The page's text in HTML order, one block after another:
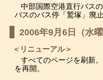
中部国際空港直行バス
バスのバス停「鷲塚」廃
2006年9月6日（水
＜リニューアル＞
すべてのページを刷新
を再開。